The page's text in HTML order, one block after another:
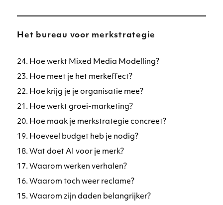
Het bureau voor merkstrategie
24. Hoe werkt Mixed Media Modelling?
23. Hoe meet je het merkeffect?
22. Hoe krijg je je organisatie mee?
21. Hoe werkt groei-marketing?
20. Hoe maak je merkstrategie concreet?
19. Hoeveel budget heb je nodig?
18. Wat doet AI voor je merk?
17. Waarom werken verhalen?
16. Waarom toch weer reclame?
15. Waarom zijn daden belangrijker?